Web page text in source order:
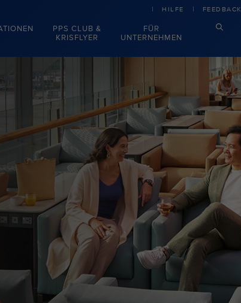
PPS CLUB &
KRISFLYER
FÜR
UNTERNEHMEN
HILFE FEEDBACK